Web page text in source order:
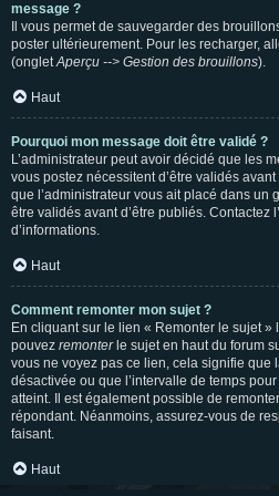
message ?
Il vous permet de sauvegarder des
poster ultérieurement. Pour les recharger,
(ongletAperçu --> Gestion des brouillons).
Haut
Pourquoi mon message doit être validé ?
L’administrateur peut avoir décidé que les
vous postez nécessitent d’être validés
que l’administrateur vous ait placé dans un
être validés avant d’être publiés. Contactez
d’informations.
Haut
Comment remonter mon sujet ?
En cliquant sur le lien « Remonter le sujet
pouvez remonterle sujet en haut du forum
vous ne voyez pas ce lien, cela signifie que
désactivée ou que l’intervalle de temps
atteint. Il est également possible de
répondant. Néanmoins, assurez-vous de
faisant.
Haut